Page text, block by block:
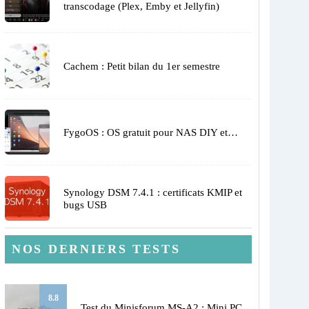
transcodage (Plex, Emby et Jellyfin)
Cachem : Petit bilan du 1er semestre
FygoOS : OS gratuit pour NAS DIY et…
Synology DSM 7.4.1 : certificats KMIP et
bugs USB
NOS DERNIERS TESTS
8.8